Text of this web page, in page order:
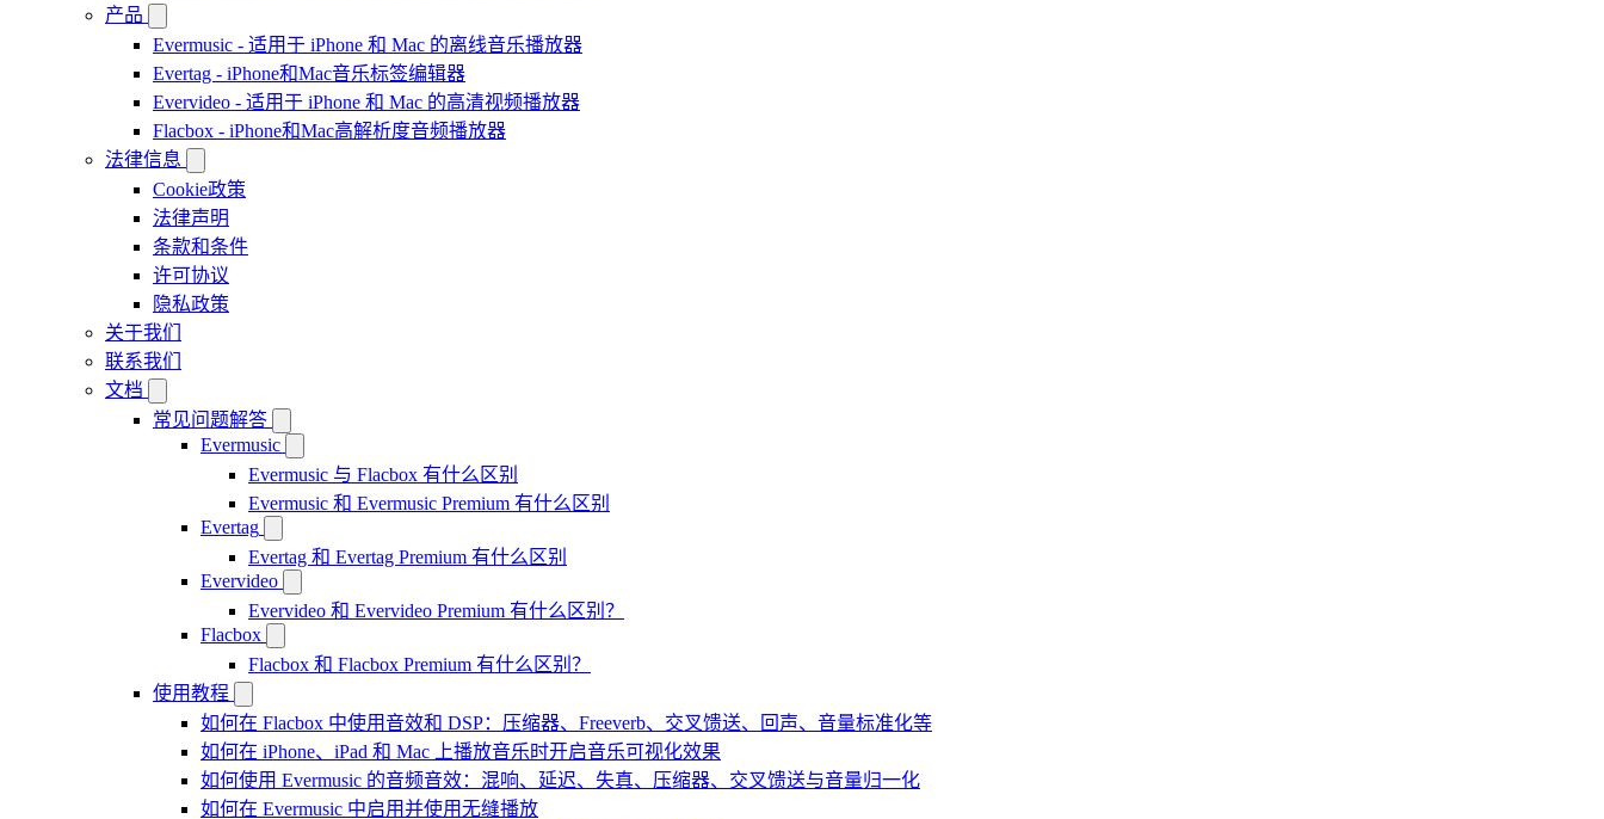
产品
Evermusic - 适用于 iPhone 和 Mac 的离线音乐播放器
Evertag - iPhone和Mac音乐标签编辑器
Evervideo - 适用于 iPhone 和 Mac 的高清视频播放器
Flacbox - iPhone和Mac高解析度音频播放器
法律信息
Cookie政策
法律声明
条款和条件
许可协议
隐私政策
关于我们
联系我们
文档
常见问题解答
Evermusic
Evermusic 与 Flacbox 有什么区别
Evermusic 和 Evermusic Premium 有什么区别
Evertag
Evertag 和 Evertag Premium 有什么区别
Evervideo
Evervideo 和 Evervideo Premium 有什么区别？
Flacbox
Flacbox 和 Flacbox Premium 有什么区别？
使用教程
如何在 Flacbox 中使用音效和 DSP：压缩器、Freeverb、交叉馈送、回声、音量标准化等
如何在 iPhone、iPad 和 Mac 上播放音乐时开启音乐可视化效果
如何使用 Evermusic 的音频音效：混响、延迟、失真、压缩器、交叉馈送与音量归一化
如何在 Evermusic 中启用并使用无缝播放